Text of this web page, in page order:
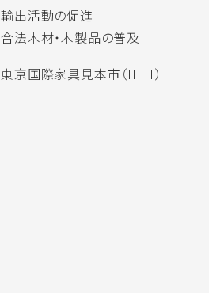
輸出活動の促進
合法木材・木製品の普及
東京国際家具見本市（IFFT）